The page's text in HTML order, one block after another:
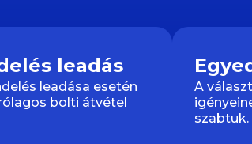
leadás
leadása esetén
bolti átvétel
A
szabtuk.